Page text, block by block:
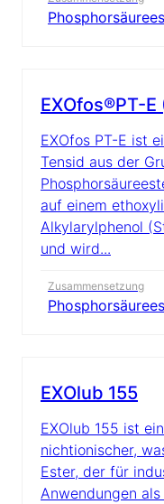
EXOfos®PT-
EXOfos PT-E ist
Tensid aus der
auf einem
Alkylarylphenol
und wird...
Zusammensetzung
EXOlub 155
EXOlub 155 ist
nichtionischer,
Ester, der für
Anwendungen